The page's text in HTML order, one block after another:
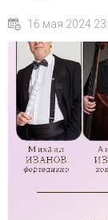
16 мая 2024